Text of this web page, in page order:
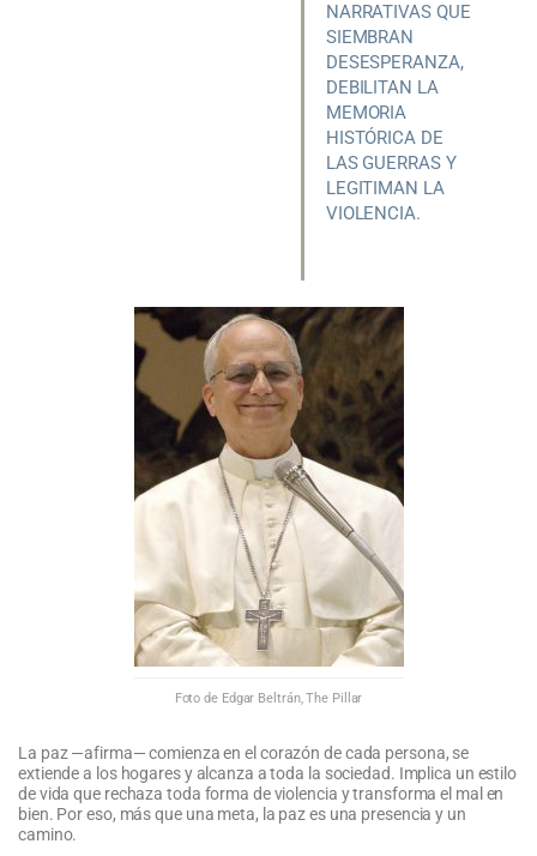
NARRATIVAS QUE
SIEMBRAN
DESESPERANZA,
DEBILITAN LA
MEMORIA
HISTÓRICA DE
LAS GUERRAS Y
LEGITIMAN LA
VIOLENCIA.
Foto de Edgar Beltrán, The Pillar
La paz —afirma— comienza en el corazón de cada persona, se
extiende a los hogares y alcanza a toda la sociedad. Implica un estilo
de vida que rechaza toda forma de violencia y transforma el mal en
bien. Por eso, más que una meta, la paz es una presencia y un
camino.